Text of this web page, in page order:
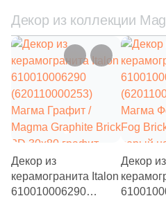
Декор из коллекции
Декор из
керамогранита Italon
610010006290
Декор из